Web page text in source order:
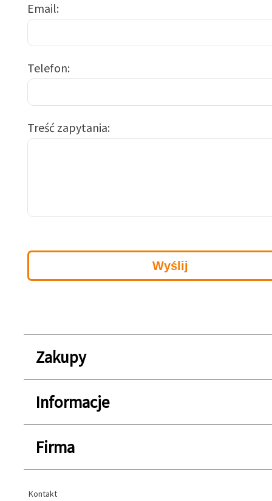
Email
Telefon
Treść zapytania
Zakupy
Informacje
Firma
Kontakt
Kontakt